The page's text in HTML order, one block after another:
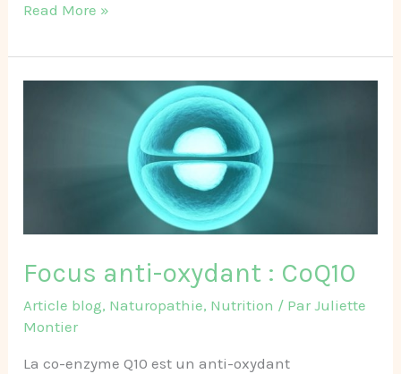
Read More »
Focus anti-oxydant : CoQ10
Article blog, Naturopathie, Nutrition / ParJuliette
Montier
La co-enzyme Q10 est un anti-oxydant